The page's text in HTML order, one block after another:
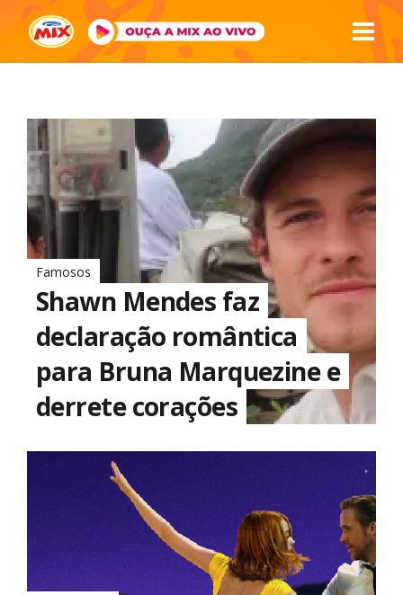
Famosos
Shawn Mendes faz
declaração romântica
para Bruna Marquezine e
derrete corações